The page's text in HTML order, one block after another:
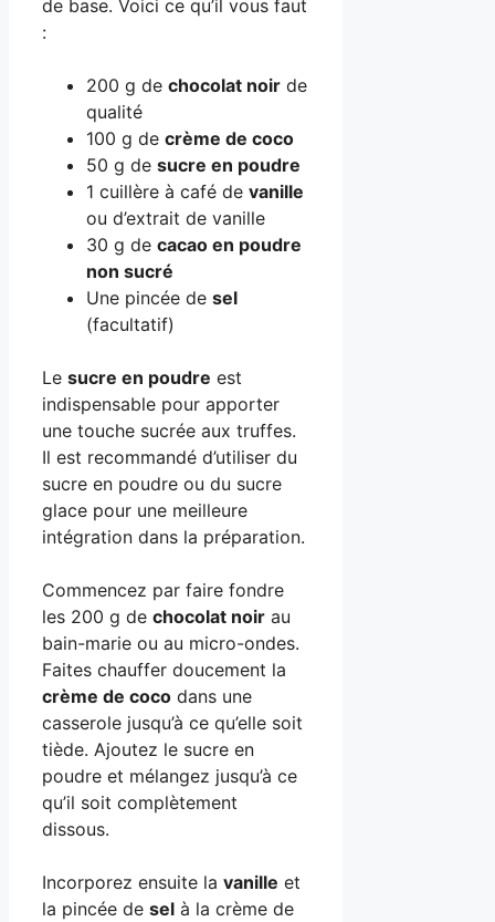
de base. Voici ce qu’il vous faut
:
200 g de chocolat noir de
qualité
100 g de crème de coco
50 g de sucre en poudre
1 cuillère à café de vanille
ou d’extrait de vanille
30 g de cacao en poudre
non sucré
Une pincée de sel
(facultatif)
Le sucre en poudre est
indispensable pour apporter
une touche sucrée aux truffes.
Il est recommandé d’utiliser du
sucre en poudre ou du sucre
glace pour une meilleure
intégration dans la préparation.
Commencez par faire fondre
les 200 g de chocolat noir au
bain-marie ou au micro-ondes.
Faites chauffer doucement la
crème de coco dans une
casserole jusqu’à ce qu’elle soit
tiède. Ajoutez le sucre en
poudre et mélangez jusqu’à ce
qu’il soit complètement
dissous.
Incorporez ensuite la vanille et
la pincée de sel à la crème de